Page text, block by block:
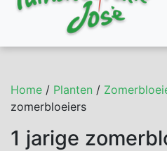
Home / Planten /
zomerbloeiers
1 jarige